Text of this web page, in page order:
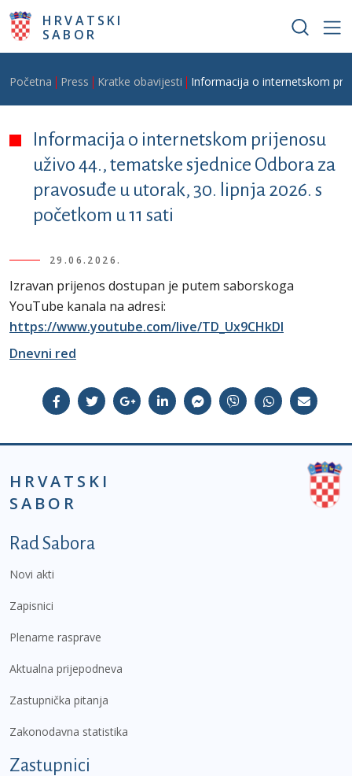
Skoči na glavni sadržaj
HRVATSKI
SABOR
Breadcrumb
Početna Press Kratke obavijesti Informacija o internetskom
Informacija o internetskom prijenosu
uživo 44., tematske sjednice Odbora za
pravosuđe u utorak, 30. lipnja 2026. s
početkom u 11 sati
29.06.2026.
Izravan prijenos dostupan je putem saborskoga
YouTube kanala na adresi:
https://www.youtube.com/live/TD_Ux9CHkDI
Dnevni red
HRVATSKI
SABOR
Podnožje prvi izbornik
Rad Sabora
Novi akti
Zapisnici
Plenarne rasprave
Aktualna prijepodneva
Zastupnička pitanja
Zakonodavna statistika
Zastupnici